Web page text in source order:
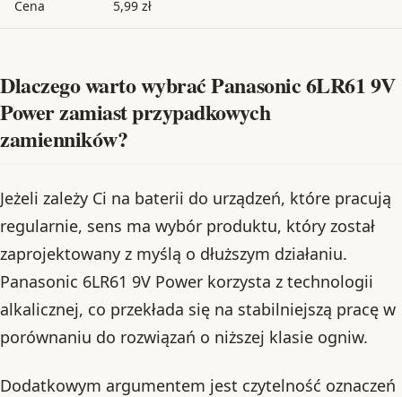
Cena 5,99 zł
Dlaczego warto wybrać Panasonic 6LR61 9V
Power zamiast przypadkowych
zamienników?
Jeżeli zależy Ci na baterii do urządzeń, które pracują
regularnie, sens ma wybór produktu, który został
zaprojektowany z myślą o dłuższym działaniu.
Panasonic 6LR61 9V Power korzysta z technologii
alkalicznej, co przekłada się na stabilniejszą pracę w
porównaniu do rozwiązań o niższej klasie ogniw.
Dodatkowym argumentem jest czytelność oznaczeń